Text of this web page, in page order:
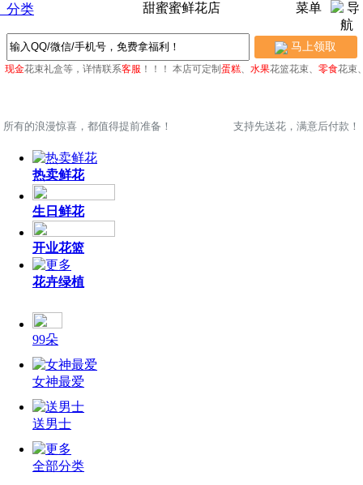
分类 甜蜜蜜鲜花店 菜单
马上领取
现金花束礼盒等，详情联系客服！！！ 本店可定制蛋糕、 水果花篮花束、 零食花束、
所有的浪漫惊喜，都值得提前准备！ 支持先送花，满意后付款！
热卖鲜花
生日鲜花
开业花篮
花卉绿植
99朵
女神最爱
送男士
全部分类